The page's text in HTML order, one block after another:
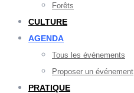
Forêts
CULTURE
AGENDA
Tous les événements
Proposer un événement
PRATIQUE